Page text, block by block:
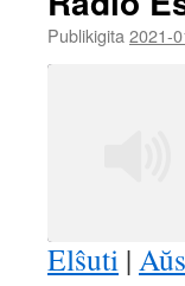
Publikigita 2021-
Elŝuti |